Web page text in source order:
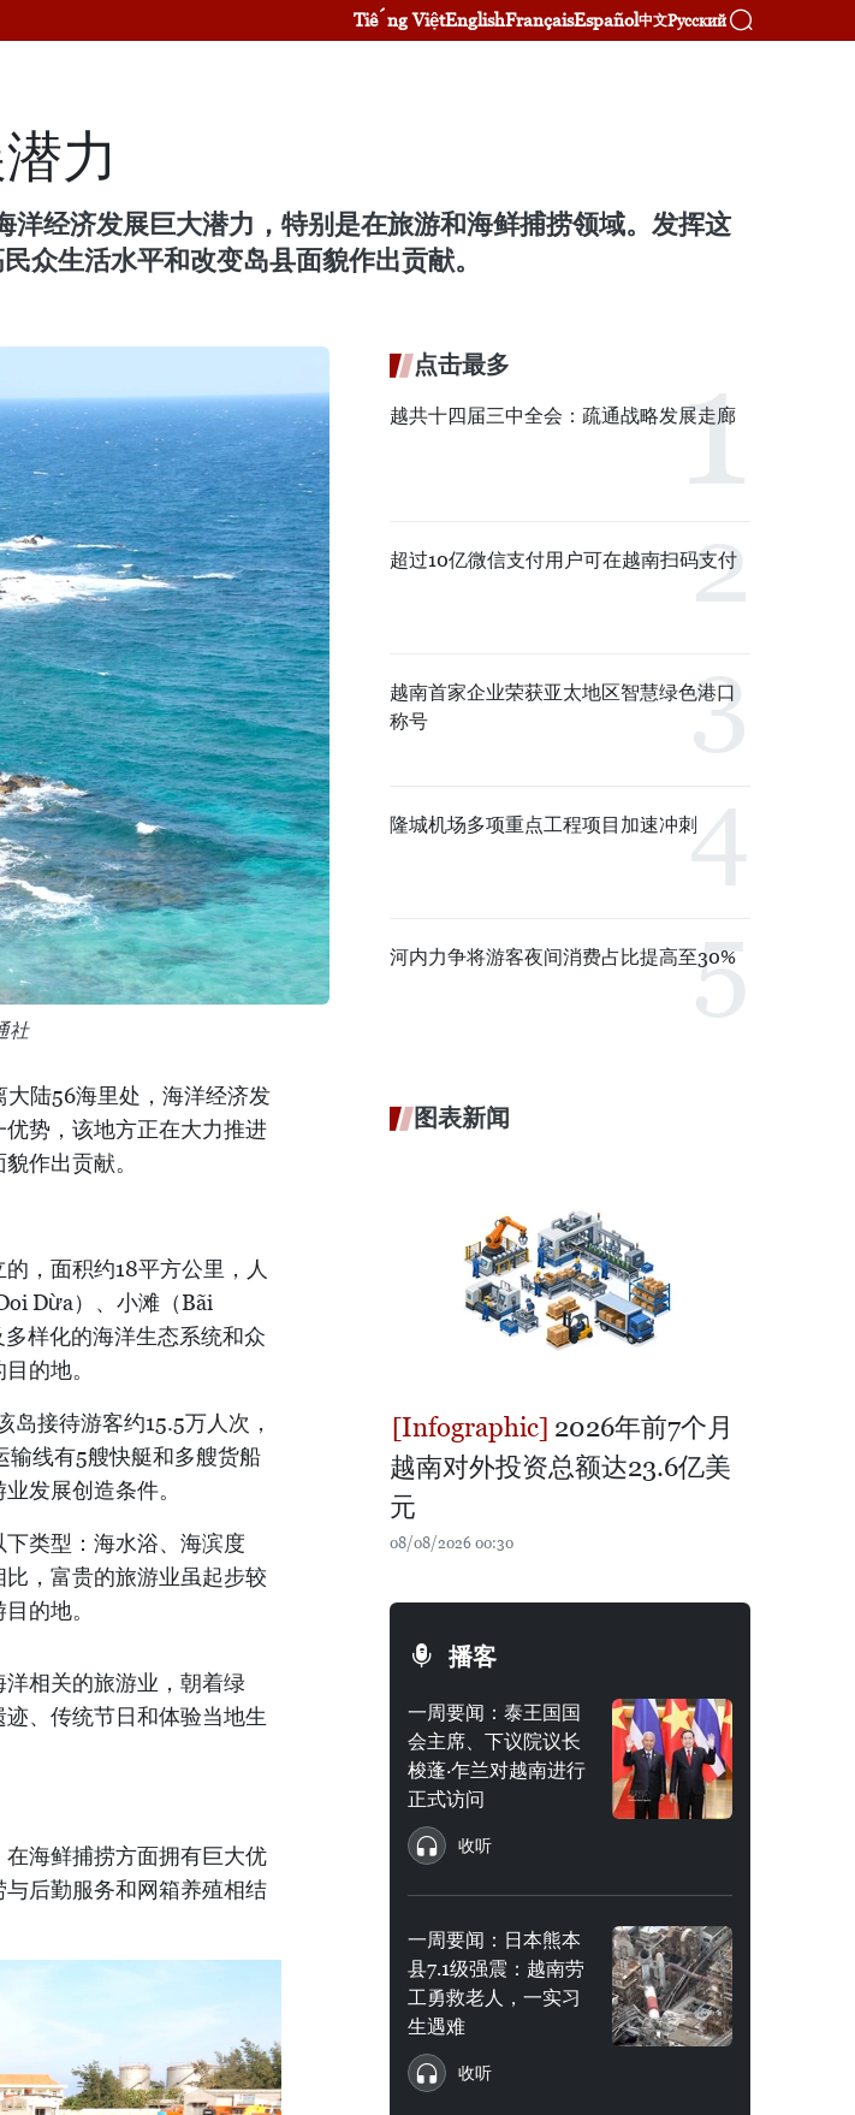
Tiếng ViệtEnglishFrançaisEspañol中文Русский
力
经济发展巨大潜力，特别是在旅游和海鲜捕捞领域。发挥这
众生活水平和改变岛县面貌作出贡献。
社
陆56海里处，海洋经济发
势，该地方正在大力推进
作出贡献。
，面积约18平方公里，人
Dừa）、小滩（Bãi
样化的海洋生态系统和众
的地。
接待游客约15.5万人次，
输线有5艘快艇和多艘货船
发展创造条件。
类型：海水浴、海滨度
，富贵的旅游业虽起步较
的地。
相关的旅游业，朝着绿
、传统节日和体验当地生
海鲜捕捞方面拥有巨大优
后勤服务和网箱养殖相结
点击最多
越共十四届三中全会：疏通战略发展走廊
超过10亿微信支付用户可在越南扫码支付
越南首家企业荣获亚太地区智慧绿色港口
称号
隆城机场多项重点工程项目加速冲刺
河内力争将游客夜间消费占比提高至30%
图表新闻
2026年前7个月
越南对外投资总额达23.6亿美
元
08/08/2026 00:30
播客
一周要闻：泰王国国
会主席、下议院议长
梭蓬·乍兰对越南进行
正式访问
收听
一周要闻：日本熊本
县7.1级强震：越南劳
工勇救老人，一实习
生遇难
收听